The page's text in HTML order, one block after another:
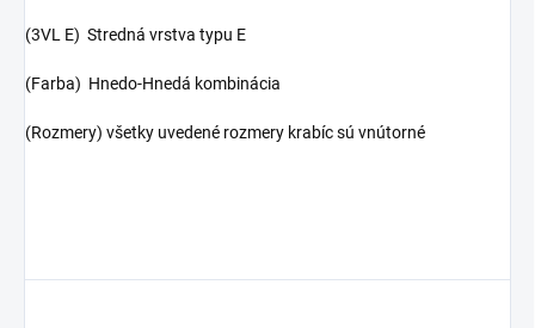
(3VL E) Stredná vrstva typu E
(Farba) Hnedo-Hnedá kombinácia
(Rozmery) všetky uvedené rozmery krabíc sú vnútorné